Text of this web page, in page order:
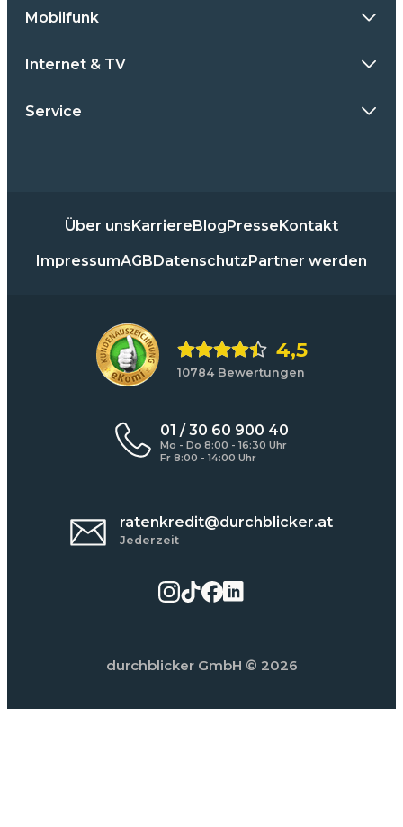
Mobilfunk
Internet & TV
Service
Über unsKarriereBlogPresseKontakt
ImpressumAGBDatenschutzPartner werden
4,5
10784 Bewertungen
01 / 30 60 900 40
Mo - Do 8:00 - 16:30 Uhr
Fr 8:00 - 14:00 Uhr
ratenkredit@durchblicker.at
Jederzeit
durchblicker GmbH © 2026